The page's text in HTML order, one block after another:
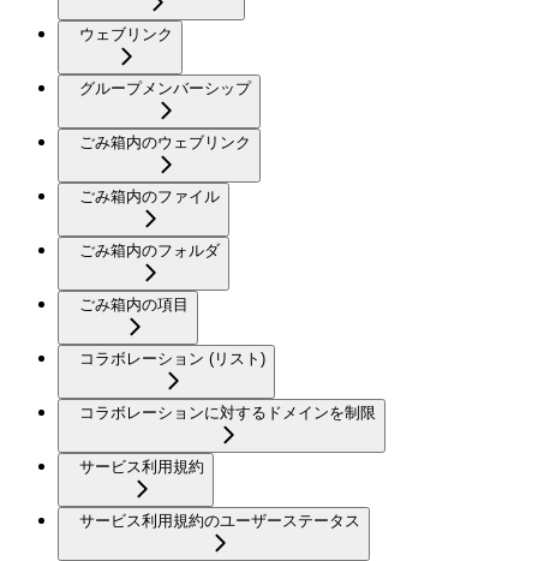
ウェブリンク
グループメンバーシップ
ごみ箱内のウェブリンク
ごみ箱内のファイル
ごみ箱内のフォルダ
ごみ箱内の項目
コラボレーション (リスト)
コラボレーションに対するドメインを制限
サービス利用規約
サービス利用規約のユーザーステータス